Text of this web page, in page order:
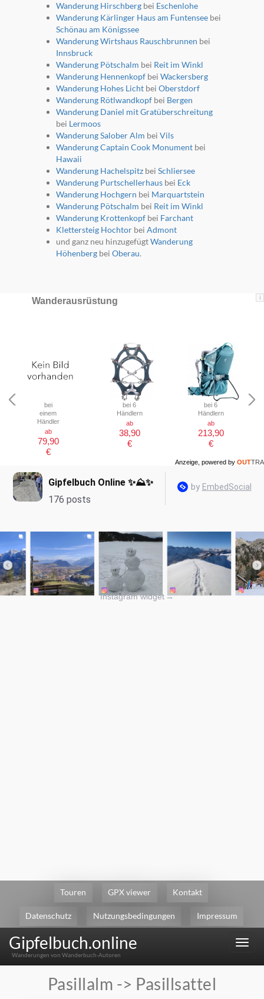
Wanderung Hirschbergbei Eschenlohe
Wanderung Kärlinger Haus am Funtenseebei
Schönau am Königssee
Wanderung Wirtshaus Rauschbrunnen bei
Innsbruck
Wanderung Pötschalm bei Reit im Winkl
Wanderung Hennenkopfbei Wackersberg
Wanderung Hohes Lichtbei Oberstdorf
Wanderung Rötlwandkopfbei Bergen
Wanderung Daniel mit Gratüberschreitung
bei Lermoos
Wanderung Salober Alm bei Vils
Wanderung Captain Cook Monumentbei
Hawaii
Wanderung Hachelspitzbei Schliersee
Wanderung Purtschellerhausbei Eck
Wanderung Hochgern bei Marquartstein
Wanderung Pötschalm bei Reit im Winkl
Wanderung Krottenkopfbei Farchant
Klettersteig Hochtorbei Admont
und ganz neu hinzugefügtWanderung
Höhenbergbei Oberau.
i
Wanderausrüstung
bei
einem
Händler
ab
79,90
€
bei 6
Händlern
ab
38,90
€
bei 6
Händlern
ab
213,90
€
Anzeige, powered by OUTTRA
Instagram widget →
Touren GPX viewer Kontakt
Datenschutz Nutzungsbedingungen Impressum
Menu
Gipfelbuch.online
Wanderungen von Wanderbuch-Autoren
Pasillalm -> Pasillsattel